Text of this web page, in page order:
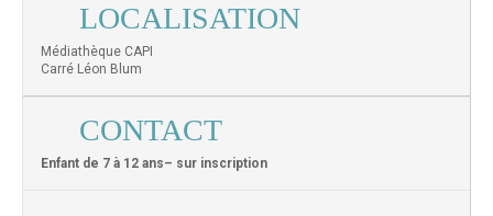
LOCALISATION
Médiathèque CAPI
Carré Léon Blum
CONTACT
Enfant de 7 à 12 ans– sur inscription